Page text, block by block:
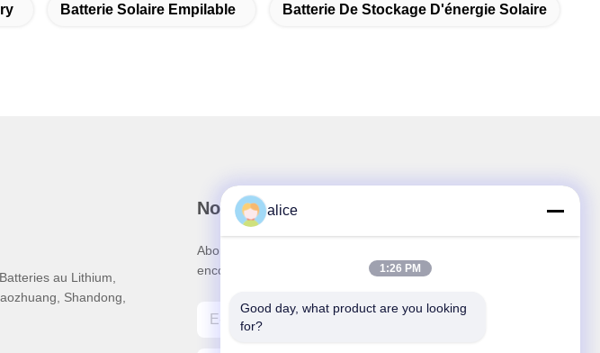
Batterie Solaire Empilable Batterie De Stockage D'énergie Solaire
au Lithium,
Shandong,
Notre newsletter
Abonnez-vous à notre newsletter pour des réductions et plus
encore.
alice
1:26 PM
Good day, what product are you looking
for?